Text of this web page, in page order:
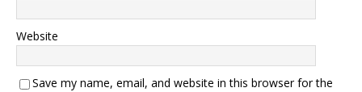
Website
Save my name, email, and website in this browser for the